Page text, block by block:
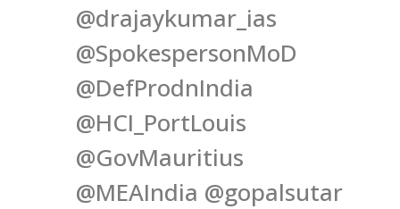
@drajaykumar_ias
@SpokespersonMoD
@DefProdnIndia
@HCI_PortLouis
@GovMauritius
@MEAIndia @gopalsutar